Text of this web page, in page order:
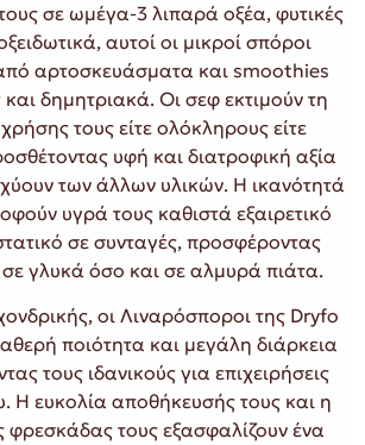
σε ωμέγα-3 λιπαρά οξέα, φυτικές
αυτοί οι μικροί σπόροι
αρτοσκευάσματα και smoothies
δημητριακά. Οι σεφ εκτιμούν τη
τους είτε ολόκληρους είτε
υφή και διατροφική αξία
των άλλων υλικών. Η ικανότητά
υγρά τους καθιστά εξαιρετικό
σε συνταγές, προσφέροντας
σε γλυκά όσο και σε αλμυρά πιάτα.
οι Λιναρόσποροι της Dryfo
ποιότητα και μεγάλη διάρκεια
τους ιδανικούς για επιχειρήσεις
Η ευκολία αποθήκευσής τους και η
φρεσκάδας τους εξασφαλίζουν ένα